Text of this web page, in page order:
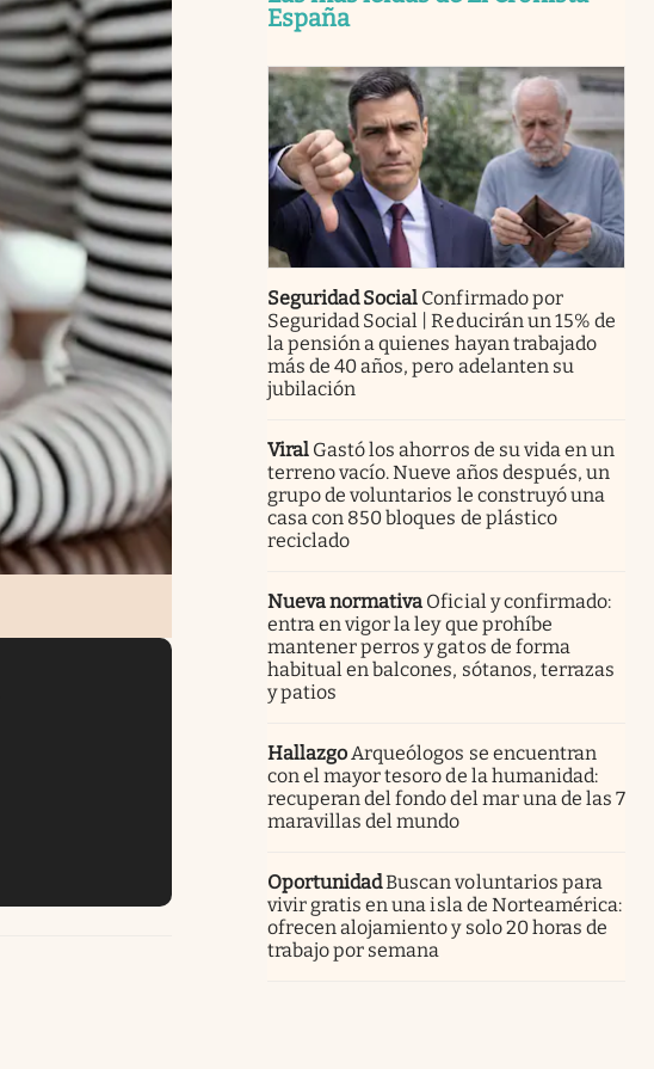
España
Seguridad Social Confirmado por
Seguridad Social | Reducirán un 15% de
la pensión a quienes hayan trabajado
más de 40 años, pero adelanten su
jubilación
Viral Gastó los ahorros de su vida en un
terreno vacío. Nueve años después, un
grupo de voluntarios le construyó una
casa con 850 bloques de plástico
reciclado
Nueva normativa Oficial y confirmado:
entra en vigor la ley que prohíbe
mantener perros y gatos de forma
habitual en balcones, sótanos, terrazas
y patios
HallazgoArqueólogos se encuentran
con el mayor tesoro de la humanidad:
recuperan del fondo del mar una de las 7
maravillas del mundo
OportunidadBuscan voluntarios para
vivir gratis en una isla de Norteamérica:
ofrecen alojamiento y solo 20 horas de
trabajo por semana